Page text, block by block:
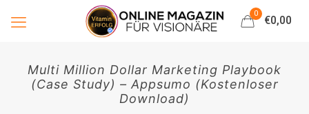
0
€0,00
Multi Million Dollar Marketing Playbook
(Case Study) – Appsumo (Kostenloser
Download)